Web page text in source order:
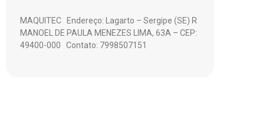
MAQUITEC Endereço: Lagarto – Sergipe (SE) R
MANOEL DE PAULA MENEZES LIMA, 63A – CEP:
49400-000 Contato: 7998507151